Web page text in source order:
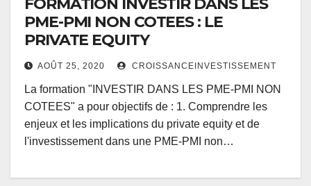
FORMATION INVESTIR DANS LES
PME-PMI NON COTEES : LE
PRIVATE EQUITY
AOÛT 25, 2020 CROISSANCEINVESTISSEMENT
La formation "INVESTIR DANS LES PME-PMI NON
COTEES" a pour objectifs de : 1. Comprendre les
enjeux et les implications du private equity et de
l'investissement dans une PME-PMI non…